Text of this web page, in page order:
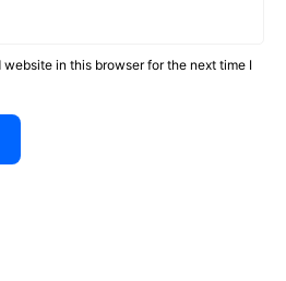
in this browser for the next time I